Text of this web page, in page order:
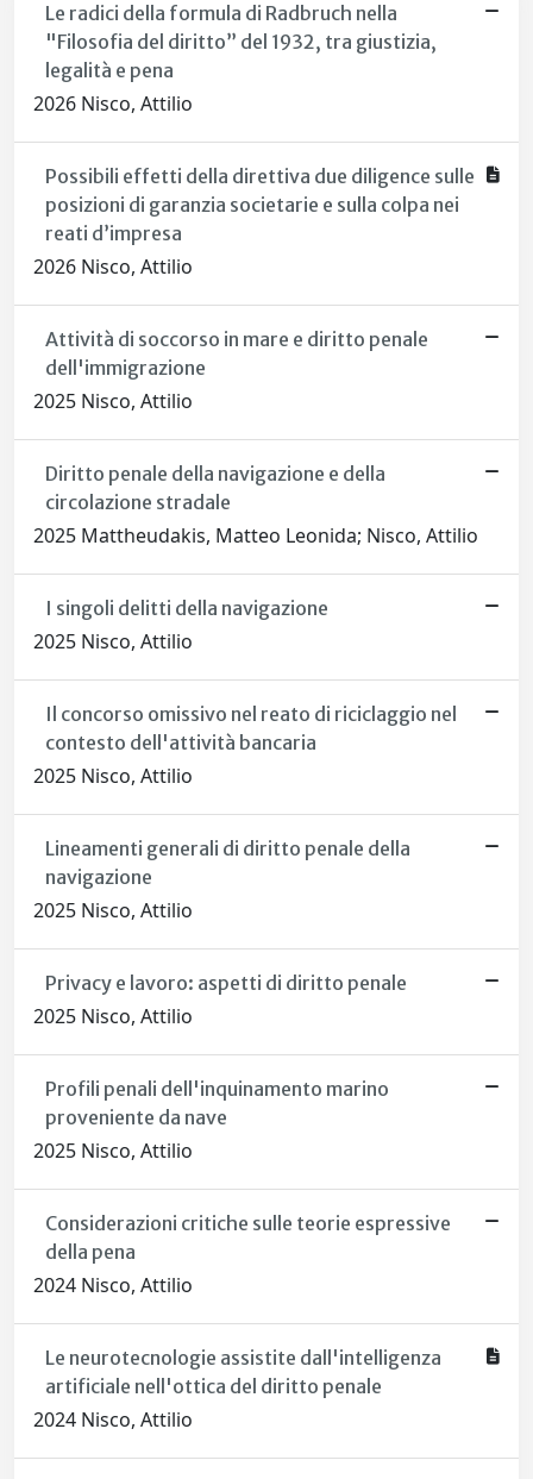
Le radici della formula di Radbruch nella
"Filosofia del diritto” del 1932, tra giustizia,
legalità e pena
2026 Nisco, Attilio
Possibili effetti della direttiva due diligence sulle
posizioni di garanzia societarie e sulla colpa nei
reati d’impresa
2026 Nisco, Attilio
Attività di soccorso in mare e diritto penale
dell'immigrazione
2025 Nisco, Attilio
Diritto penale della navigazione e della
circolazione stradale
2025 Mattheudakis, Matteo Leonida; Nisco, Attilio
I singoli delitti della navigazione
2025 Nisco, Attilio
Il concorso omissivo nel reato di riciclaggio nel
contesto dell'attività bancaria
2025 Nisco, Attilio
Lineamenti generali di diritto penale della
navigazione
2025 Nisco, Attilio
Privacy e lavoro: aspetti di diritto penale
2025 Nisco, Attilio
Profili penali dell'inquinamento marino
proveniente da nave
2025 Nisco, Attilio
Considerazioni critiche sulle teorie espressive
della pena
2024 Nisco, Attilio
Le neurotecnologie assistite dall'intelligenza
artificiale nell'ottica del diritto penale
2024 Nisco, Attilio